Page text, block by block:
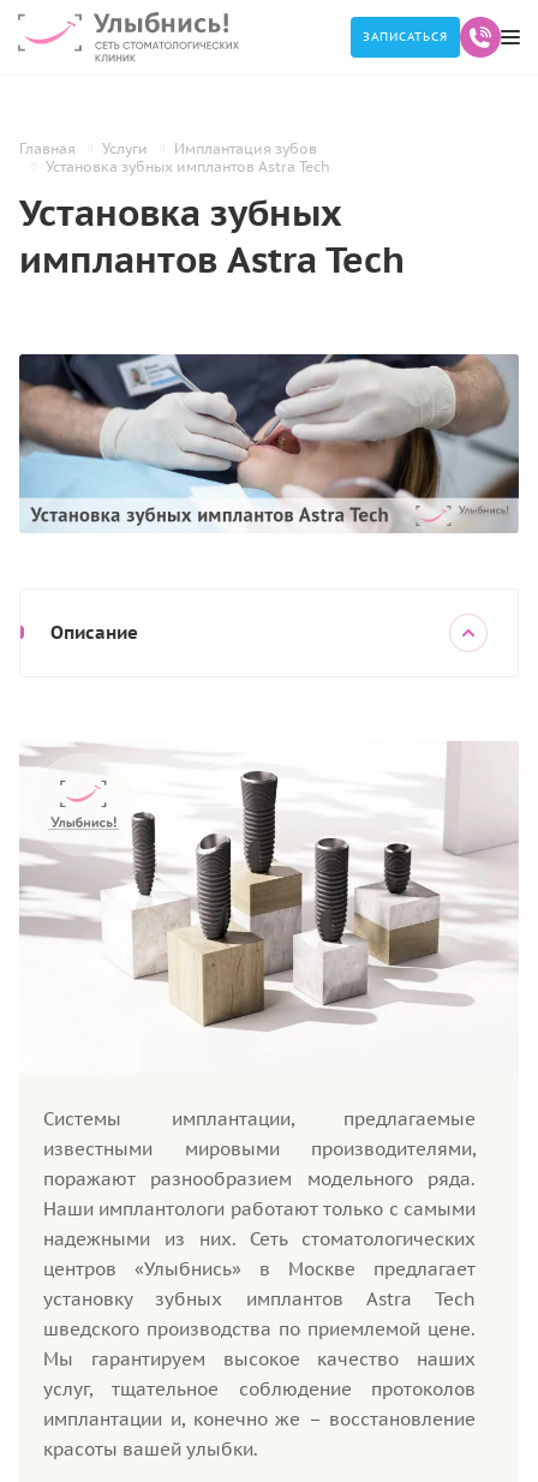
ЗАПИСАТЬСЯ
Главная Услуги
Имплантация зубов
Установка зубных имплантов Astra Tech
Установка зубных
имплантов Astra Tech
Описание
Системы имплантации, предлагаемые
известными мировыми производителями,
поражают разнообразием модельного ряда.
Наши имплантологи работают только с самыми
надежными из них. Сеть стоматологических
центров «Улыбнись» в Москве предлагает
установку зубных имплантов Astra Tech
шведского производства по приемлемой цене.
Мы гарантируем высокое качество наших
услуг, тщательное соблюдение протоколов
имплантации и, конечно же – восстановление
красоты вашей улыбки.